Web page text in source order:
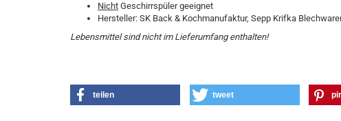
Nicht Geschirrspüler geeignet
Hersteller: SK Back & Kochmanufaktur, Sepp Krifka
Lebensmittel sind nicht im Lieferumfang enthalten!
teilen tweet